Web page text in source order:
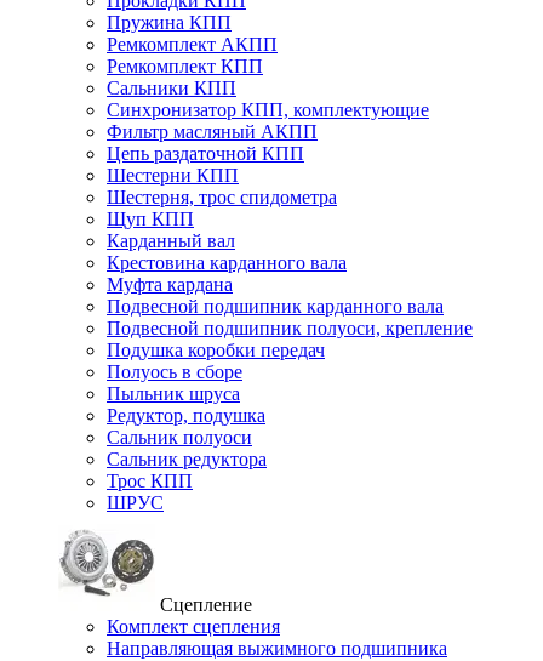
Пружина КПП
Ремкомплект АКПП
Ремкомплект КПП
Сальники КПП
Синхронизатор КПП, комплектующие
Фильтр масляный АКПП
Цепь раздаточной КПП
Шестерни КПП
Шестерня, трос спидометра
Щуп КПП
Карданный вал
Крестовина карданного вала
Муфта кардана
Подвесной подшипник карданного вала
Подвесной подшипник полуоси, крепление
Подушка коробки передач
Полуось в сборе
Пыльник шруса
Редуктор, подушка
Сальник полуоси
Сальник редуктора
Трос КПП
ШРУС
Сцепление
Комплект сцепления
Направляющая выжимного подшипника